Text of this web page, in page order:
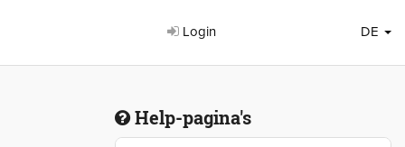
Login DE
Help-pagina's